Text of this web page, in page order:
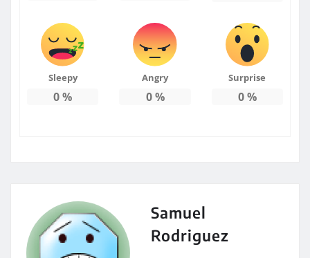
Sleepy
0%
Angry
0%
Surprise
0%
Samuel
Rodriguez